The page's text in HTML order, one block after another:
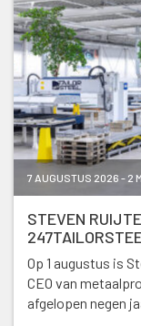
7 AUGUSTUS 2026 - 2
STEVEN
Op 1 augustus is
CEO van
afgelopen negen